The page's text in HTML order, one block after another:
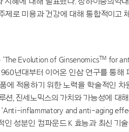
제로 미용과 건강에 대해 통합적이고
Evolution of Ginsenomics™ for
년대부터 이어온 인삼 연구를 통해
에 적용하기 위한 노력을 학술적인 차
, 진세노믹스의 가치와 가능성에 대
inflammatory and anti-aging
인 성분인 컴파운드 K 효능과 최신 기